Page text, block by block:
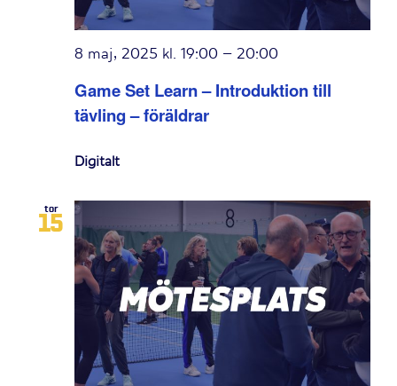
Game Set Learn – Introduktion till
tävling – föräldrar
8 maj, 2025 kl. 19:00 – 20:00
Digitalt
tor
15